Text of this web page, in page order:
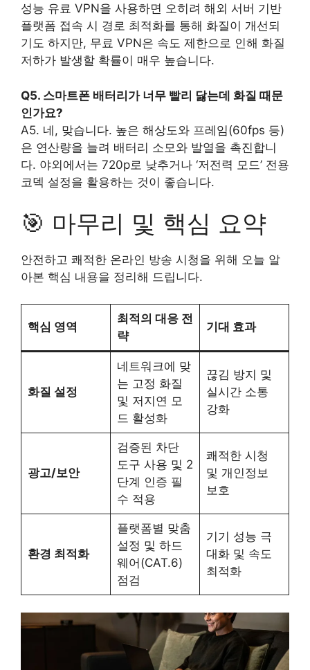
성능 유료 VPN을 사용하면 오히려 해외 서버 기반
플랫폼 접속 시 경로 최적화를 통해 화질이 개선되
기도 하지만, 무료 VPN은 속도 제한으로 인해 화질
저하가 발생할 확률이 매우 높습니다.
Q5. 스마트폰 배터리가 너무 빨리 닳는데 화질 때문
인가요?
A5. 네, 맞습니다. 높은 해상도와 프레임(60fps 등)
은 연산량을 늘려 배터리 소모와 발열을 촉진합니
다. 야외에서는 720p로 낮추거나 ‘저전력 모드’ 전용
코덱 설정을 활용하는 것이 좋습니다.
🎯 마무리 및 핵심 요약
안전하고 쾌적한 온라인 방송 시청을 위해 오늘 알
아본 핵심 내용을 정리해 드립니다.
핵심 영역
최적의 대응 전
략
기대 효과
화질 설정
네트워크에 맞
는 고정 화질
및 저지연 모
드 활성화
끊김 방지 및
실시간 소통
강화
광고/보안
검증된 차단
도구 사용 및 2
단계 인증 필
수 적용
쾌적한 시청
및 개인정보
보호
환경 최적화
플랫폼별 맞춤
설정 및 하드
웨어(CAT.6)
점검
기기 성능 극
대화 및 속도
최적화